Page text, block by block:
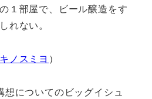
１部屋で、ビール醸造をす
れない。
ノスミヨ ）
想についてのビッグイシュ